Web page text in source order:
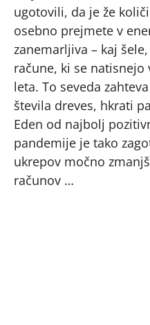
ugotovili, da je že
osebno prejmete v
zanemarljiva – kaj
račune, ki se
leta. To seveda
števila dreves, hkrati
Eden od najbolj
pandemije je tako
ukrepov močno
računov …